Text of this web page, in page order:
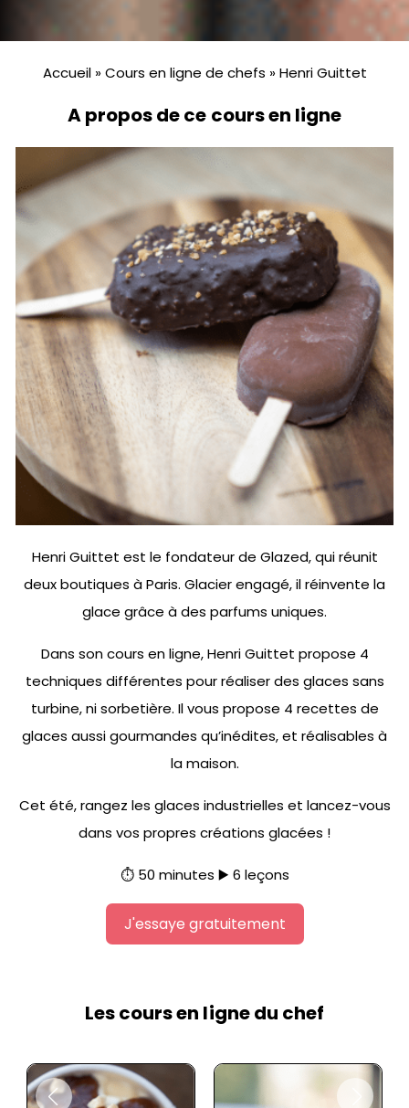
Accueil»Cours en ligne de chefs »Henri Guittet
Henri Guittet est le fondateur de Glazed, qui réunit
deux boutiques à Paris. Glacier engagé, il réinvente la
glace grâce à des parfums uniques.
Dans son cours en ligne, Henri Guittet propose 4
techniques différentes pour réaliser des glaces sans
turbine, ni sorbetière. Il vous propose 4 recettes de
glaces aussi gourmandes qu’inédites, et réalisables à
la maison.
Cet été, rangez les glaces industrielles et lancez-vous
dans vos propres créations glacées !
⏱️ 50 minutes ▶️ 6 leçons
J'essaye gratuitement
A propos de ce cours en ligne
Les cours en ligne du chef